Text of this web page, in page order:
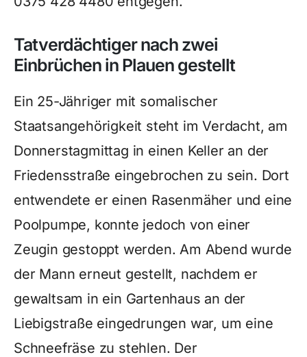
Tatverdächtiger nach zwei
Einbrüchen in Plauen gestellt
Ein 25-Jähriger mit somalischer
Staatsangehörigkeit steht im Verdacht, am
Donnerstagmittag in einen Keller an der
Friedensstraße eingebrochen zu sein. Dort
entwendete er einen Rasenmäher und eine
Poolpumpe, konnte jedoch von einer
Zeugin gestoppt werden. Am Abend wurde
der Mann erneut gestellt, nachdem er
gewaltsam in ein Gartenhaus an der
Liebigstraße eingedrungen war, um eine
Schneefräse zu stehlen. Der